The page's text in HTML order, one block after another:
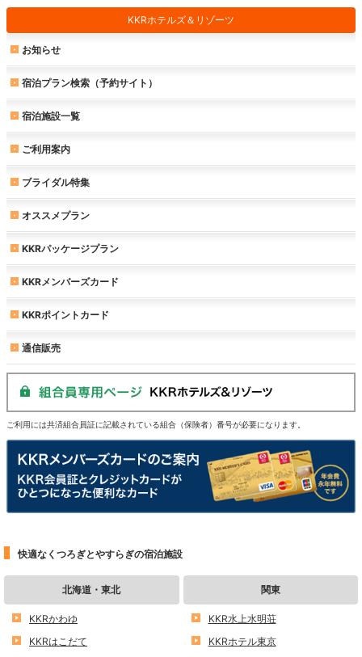
KKRホテルズ＆リゾーツ
お知らせ
宿泊プラン検索（予約サイト）
宿泊施設一覧
ご利用案内
ブライダル特集
オススメプラン
KKRパッケージプラン
KKRメンバーズカード
KKRポイントカード
通信販売
ご利用には共済組合員証に記載されている組合（保険者）番号が必要になります。
快適なくつろぎとやすらぎの宿泊施設
北海道・東北
KKRかわゆ
KKRはこだて
関東
KKR水上水明荘
KKRホテル東京